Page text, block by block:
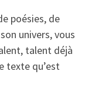
poésies, de
univers, vous
talent déjà
texte qu’est